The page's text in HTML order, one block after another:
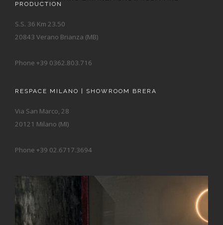
PRODUCTION
S.S. 36 Km 23.50
20843 Verano Brianza (MB)
Phone +39 0362.803.716
RESPACE MILANO | SHOWROOM BRERA
Via San Marco, 28
20121 Milano (MI)
Phone +39 02.6717.3694